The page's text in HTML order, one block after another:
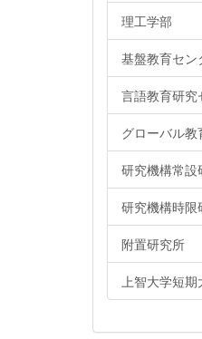
理工学部
基盤教育セン
言語教育研究
グローバル教
研究機構常設
研究機構時限
附置研究所
上智大学短期